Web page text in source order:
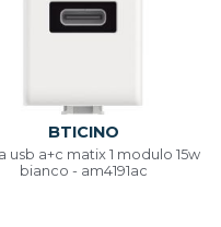
BTICINO
usb a+c matix 1 modulo 15w
bianco - am4191ac